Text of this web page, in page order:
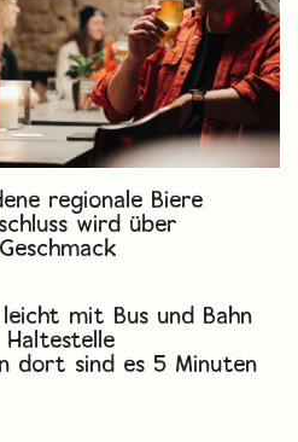
regionale Biere
wird über
mit Bus und Bahn
dort sind es 5 Minuten